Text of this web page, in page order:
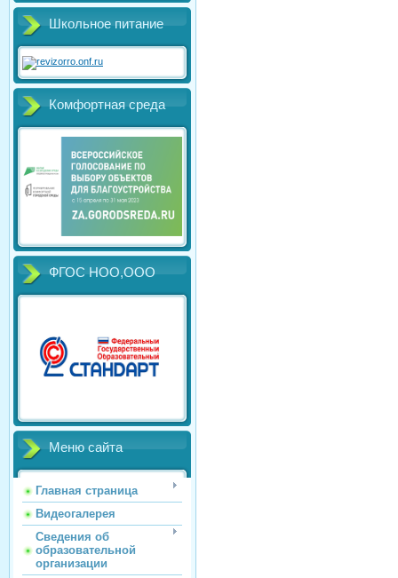
Школьное питание
Комфортная среда
ФГОС НОО,ООО
Меню сайта
Главная страница
Видеогалерея
Сведения об
образовательной
организации